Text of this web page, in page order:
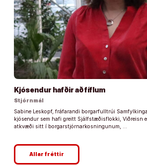
Kjósendur hafðir að fíflum
Stjórnmál
Sabine Leskopf, fráfarandi borgarfulltrúi
kjósendur sem hafi greitt Sjálfstæðisflokki, Viðreisn
atkvæði sitt í borgarstjórnarkosningunum, …
Allar fréttir